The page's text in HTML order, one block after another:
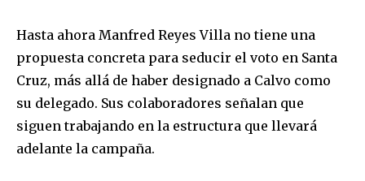
Hasta ahora Manfred Reyes Villa no tiene una
propuesta concreta para seducir el voto en Santa
Cruz, más allá de haber designado a Calvo como
su delegado. Sus colaboradores señalan que
siguen trabajando en la estructura que llevará
adelante la campaña.